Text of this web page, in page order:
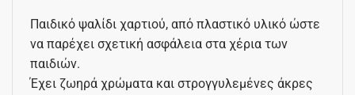
Παιδικό ψαλίδι χαρτιού, από πλαστικό υλικό ώστε
να παρέχει σχετική ασφάλεια στα χέρια των
παιδιών.
Έχει ζωηρά χρώματα και στρογγυλεμένες άκρες